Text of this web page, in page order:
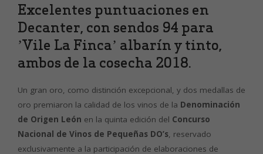
Excelentes puntuaciones en
Decanter, con sendos 94 para
’Vile La Finca’ albarín y tinto,
ambos de la cosecha 2018.
Un gran oro, como distinción excepcional, y dos medallas de
oro premiaron la calidad de los vinos de la Denominación
de Origen León en la quinta edición del Concurso
Nacional de Vinos de Pequeñas DO’s, reservado
exclusivamente a la participación de elaboraciones de